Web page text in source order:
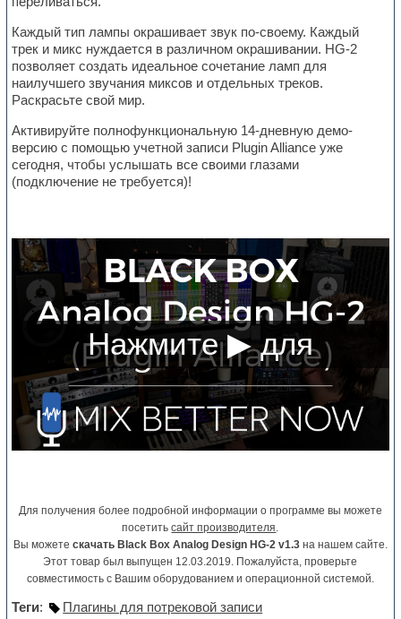
Каждый тип лампы окрашивает звук по-своему. Каждый
трек и микс нуждается в различном окрашивании. HG-2
позволяет создать идеальное сочетание ламп для
наилучшего звучания миксов и отдельных треков.
Раскрасьте свой мир.
Активируйте полнофункциональную 14-дневную демо-
версию с помощью учетной записи Plugin Alliance уже
сегодня, чтобы услышать все своими глазами
(подключение не требуется)!
Для получения более подробной информации о программе вы можете
посетитьсайт производителя
Вы можете скачать Black Box Analog Design HG-2 v1.3на нашем сайте.
Этот товар был выпущен 12.03.2019. Пожалуйста, проверьте
совместимость с Вашим оборудованием и операционной системой.
Теги: Плагины для потрековой записи